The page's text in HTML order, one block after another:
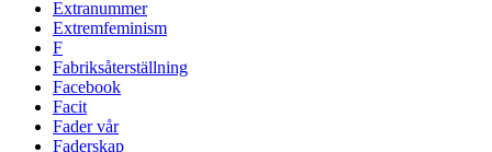
Extranummer
Extremfeminism
F
Fabriksåterställning
Facebook
Facit
Fader vår
Faderskap